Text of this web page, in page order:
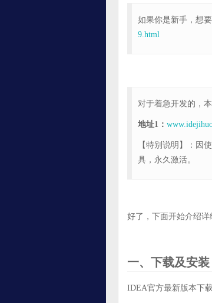
如果你是新手，想
9.html
对于着急开发的，
地址1：
【特别说明】：因
具，永久激活。
好了，下面开始介绍详
一、下载及安装
IDEA官方最新版本下